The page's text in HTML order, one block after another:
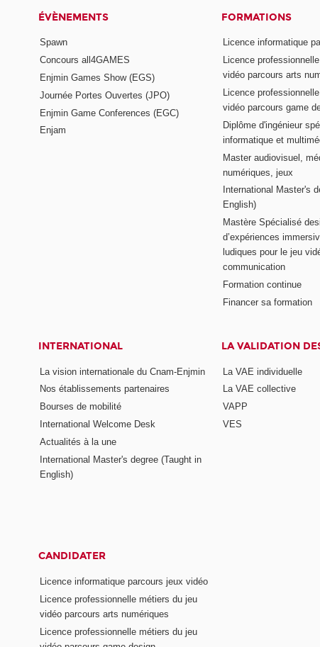
ÉVÈNEMENTS
Spawn
Concours all4GAMES
Enjmin Games Show (EGS)
Journée Portes Ouvertes (JPO)
Enjmin Game Conferences (EGC)
Enjam
FORMATIONS
Licence informatique
Licence
vidéo parcours arts
Licence
vidéo parcours game
Diplôme d'ingénieur
informatique et
Master audiovisuel,
numériques, jeux
International Master's
English)
Mastère Spécialisé
d’expériences
ludiques pour le jeu
communication
Formation continue
Financer sa formation
INTERNATIONAL
La vision internationale du Cnam-Enjmin
Nos établissements partenaires
Bourses de mobilité
International Welcome Desk
Actualités à la une
International Master's degree (Taught in
English)
LA VALIDATION
La VAE individuelle
La VAE collective
VAPP
VES
CANDIDATER
Licence informatique parcours jeux vidéo
Licence professionnelle métiers du jeu
vidéo parcours arts numériques
Licence professionnelle métiers du jeu